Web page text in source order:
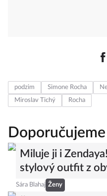
podzim Simone Rocha
Miroslav Tichý
Rocha
Doporučujeme
Miluje ji i
stylový outfit z
Sára Blahaj Ženy